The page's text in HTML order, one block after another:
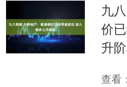
九
价
升
查看